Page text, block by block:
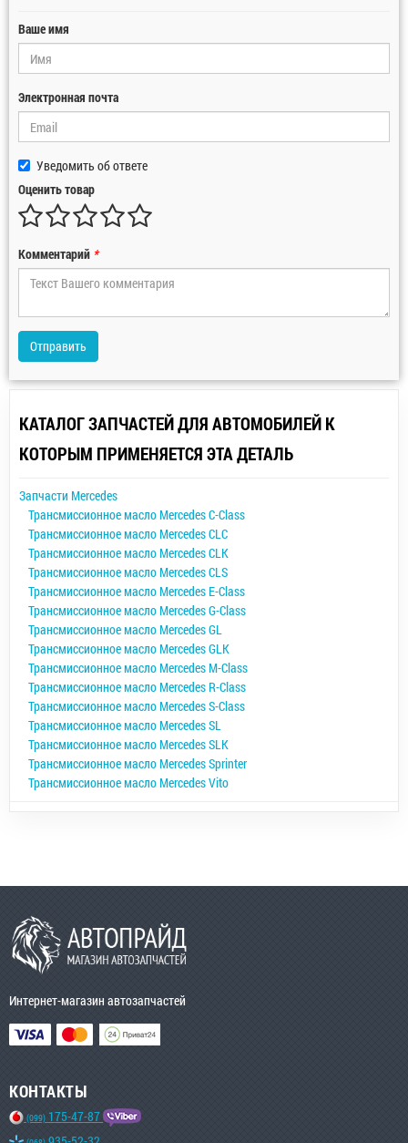
Ваше имя
Электронная почта
Уведомить об ответе
Оценить товар
Комментарий *
Отправить
КАТАЛОГ ЗАПЧАСТЕЙ ДЛЯ АВТОМОБИЛЕЙ К
КОТОРЫМ ПРИМЕНЯЕТСЯ ЭТА ДЕТАЛЬ
Запчасти Mercedes
Трансмиссионное масло Mercedes C-Class
Трансмиссионное масло Mercedes CLC
Трансмиссионное масло Mercedes CLK
Трансмиссионное масло Mercedes CLS
Трансмиссионное масло Mercedes E-Class
Трансмиссионное масло Mercedes G-Class
Трансмиссионное масло Mercedes GL
Трансмиссионное масло Mercedes GLK
Трансмиссионное масло Mercedes M-Class
Трансмиссионное масло Mercedes R-Class
Трансмиссионное масло Mercedes S-Class
Трансмиссионное масло Mercedes SL
Трансмиссионное масло Mercedes SLK
Трансмиссионное масло Mercedes Sprinter
Трансмиссионное масло Mercedes Vito
Интернет-магазин автозапчастей
КОНТАКТЫ
(099) 175-47-87